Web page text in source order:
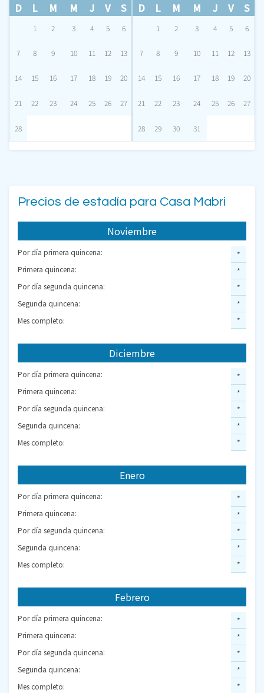
D
L M M J V S
1 2 3 4 5 6
7 8 9 10 11 12 13
14 15 16 17 18 19 20
21 22 23 24 25 26 27
28
D
L M M J V S
1 2 3 4 5 6
7 8 9 10 11 12 13
14 15 16 17 18 19 20
21 22 23 24 25 26 27
28 29 30 31
Precios de estadía para Casa Mabri
Noviembre
Por día primera quincena:
Primera quincena:
Por día segunda quincena:
Segunda quincena:
Mes completo:
*
*
*
*
*
Diciembre
Por día primera quincena:
Primera quincena:
Por día segunda quincena:
Segunda quincena:
Mes completo:
*
*
*
*
*
Enero
Por día primera quincena:
Primera quincena:
Por día segunda quincena:
Segunda quincena:
Mes completo:
*
*
*
*
*
Febrero
Por día primera quincena:
Primera quincena:
Por día segunda quincena:
Segunda quincena:
Mes completo:
*
*
*
*
*